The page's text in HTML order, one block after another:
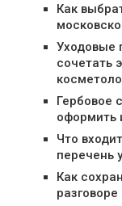
Как
Уходовые
сочетать
Гербовое
оформить
Что
перечень
Как